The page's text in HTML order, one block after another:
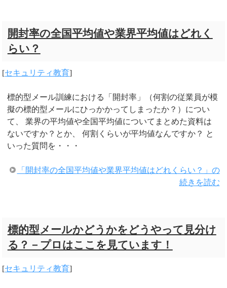
開封率の全国平均値や業界平均値はどれく
らい？
[セキュリティ教育]
標的型メール訓練における「開封率」（何割の従業員が模
擬の標的型メールにひっかかってしまったか？）につい
て、 業界の平均値や全国平均値についてまとめた資料は
ないですか？とか、 何割くらいが平均値なんですか？ と
いった質問を・・・
「開封率の全国平均値や業界平均値はどれくらい？」の
続きを読む
標的型メールかどうかをどうやって見分け
る？－プロはここを見ています！
[セキュリティ教育]